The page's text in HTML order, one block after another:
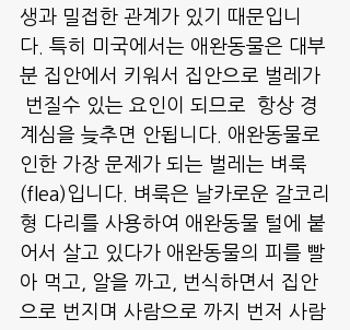
생과 밀접한 관계가 있기 때문입니
다. 특히 미국에서는 애완동물은 대부
분 집안에서 키워서 집안으로 벌레가
번질수 있는 요인이 되므로  항상 경
계심을 늦추면 안됩니다. 애완동물로
인한 가장 문제가 되는 벌레는 벼룩
(flea)입니다. 벼룩은 날카로운 갈코리
형 다리를 사용하여 애완동물 털에 붙
어서 살고 있다가 애완동물의 피를 빨
아 먹고, 알을 까고, 번식하면서 집안
으로 번지며 사람으로 까지 번저 사람